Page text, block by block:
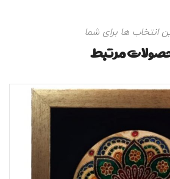
انتخاب ها برای شما
مرتبط